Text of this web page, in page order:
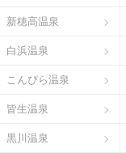
新穂高温泉
白浜温泉
こんぴら温泉
皆生温泉
黒川温泉